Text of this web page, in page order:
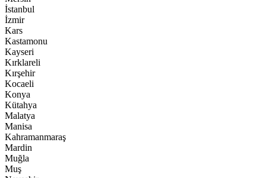
İstanbul
İzmir
Kars
Kastamonu
Kayseri
Kırklareli
Kırşehir
Kocaeli
Konya
Kütahya
Malatya
Manisa
Kahramanmaraş
Mardin
Muğla
Muş